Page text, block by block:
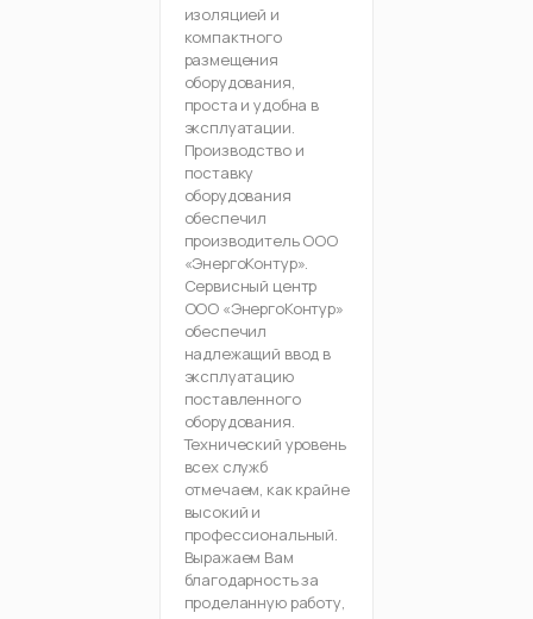
изоляцией и
компактного
размещения
оборудования,
проста и удобна в
эксплуатации.
Производство и
поставку
оборудования
обеспечил
производитель ООО
«ЭнергоКонтур».
Сервисный центр
ООО «ЭнергоКонтур»
обеспечил
надлежащий ввод в
эксплуатацию
поставленного
оборудования.
Технический уровень
всех служб
отмечаем, как крайне
высокий и
профессиональный.
Выражаем Вам
благодарность за
проделанную работу,